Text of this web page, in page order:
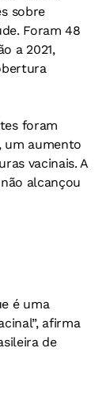
sobre
Foram 48
a 2021,
foram
um aumento
vacinais. A
alcançou
é uma
afirma
de